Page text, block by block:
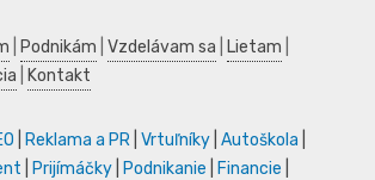
Podnikám Vzdelávam sa Lietam
Kontakt
Reklama a PR Vrtuľníky Autoškola
Prijímáčky Podnikanie Financie